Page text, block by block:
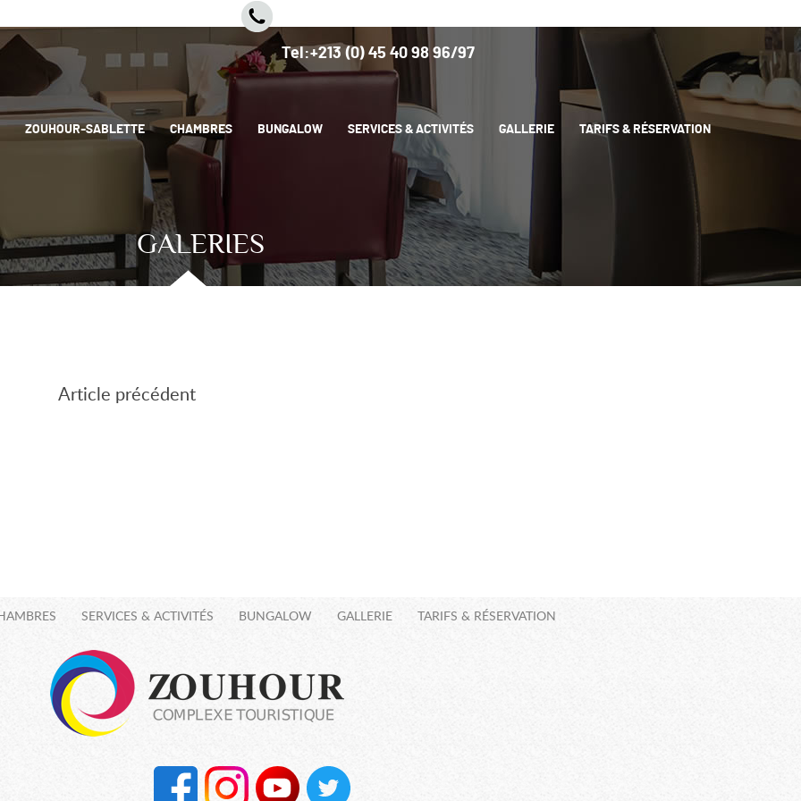
Tel:+213 (0) 45 40 98 96/97
ZOUHOUR-SABLETTE CHAMBRES BUNGALOW SERVICES & ACTIVITÉS GALLERIE TARIFS & RÉSERVATION
GALERIES
Article précédent
SERVICES & ACTIVITÉS BUNGALOW GALLERIE TARIFS & RÉSERVATION